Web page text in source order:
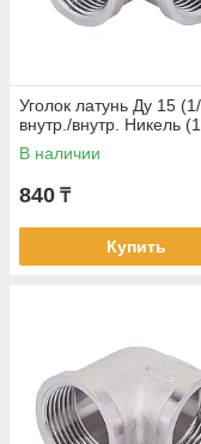
Уголок латунь Ду 15
внутр./внутр. Никель
В наличии
840 ₸
Купить